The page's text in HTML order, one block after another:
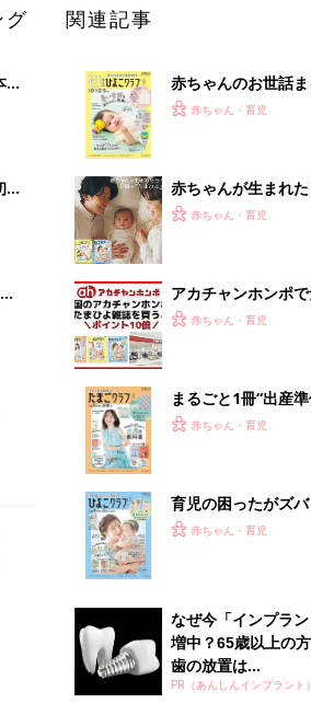
グ
め
関連記事
赤ちゃんのお世話
てのひよこクラブ
赤ちゃん・育児
赤ちゃんが生まれ
ひよ」
赤ちゃん・育児
アカチャンホンポ
うとポイント10倍【
赤ちゃん・育児
まるごと1冊“出産
クラブ 夏号』〈ス
赤ちゃん・育児
育児の困ったがズ
『ひよこクラブ 夏
赤ちゃん・育児
なぜ今「インプラ
増中？65歳以上の
歯の放置は...
PR（あんしんインプラント）